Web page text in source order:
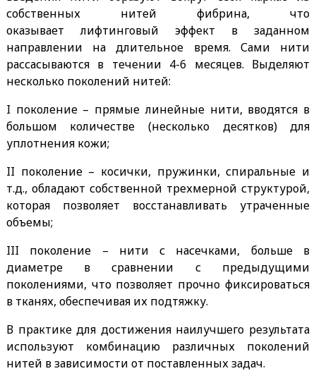
собственных нитей фибрина, что
оказывает лифтинговый эффект в заданном
направлении на длительное время. Сами нити
рассасываются в течении 4-6 месяцев. Выделяют
несколько поколений нитей:
I поколение – прямые линейные нити, вводятся в
большом количестве (несколько десятков) для
уплотнения кожи;
II поколение – косички, пружинки, спиральные и
т.д., обладают собственной трехмерной структурой,
которая позволяет восстанавливать утраченные
объемы;
III поколение – нити с насечками, больше в
диаметре в сравнении с предыдущими
поколениями, что позволяет прочно фиксироваться
в тканях, обеспечивая их подтяжку.
В практике для достижения наилучшего результата
используют комбинацию различных поколений
нитей в зависимости от поставленных задач.